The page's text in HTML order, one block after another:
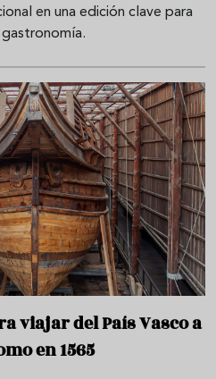
en una edición clave para
viajar del País Vasco a
en 1565